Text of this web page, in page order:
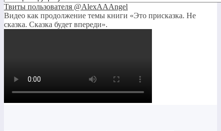
Твиты пользователя @AlexAAAngel
Видео как продолжение темы книги «Это присказка. Не
сказка. Сказка будет впереди».